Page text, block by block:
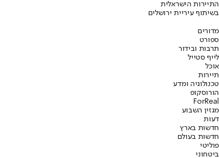
התיירות הישראלית
בשיתוף עיריית ירושלים
מדורים
ספורט
תרבות ובידור
לייף סטייל
אוכל
תיירות
טכנולוגיה ומדע
הורוסקופ
ForReal
מגזין השבוע
דעות
חדשות בארץ
חדשות בעולם
פוליטי
ביטחוני